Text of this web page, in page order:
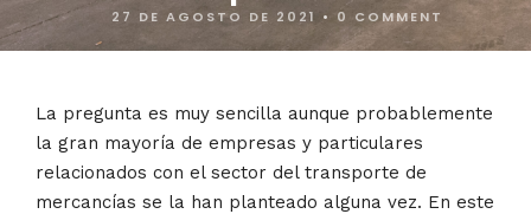
27 DE AGOSTO DE 2021 • 0 COMMENT
La pregunta es muy sencilla aunque probablemente
la gran mayoría de empresas y particulares
relacionados con el sector del transporte de
mercancías se la han planteado alguna vez. En este